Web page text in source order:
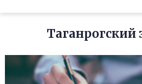
Таганрогский